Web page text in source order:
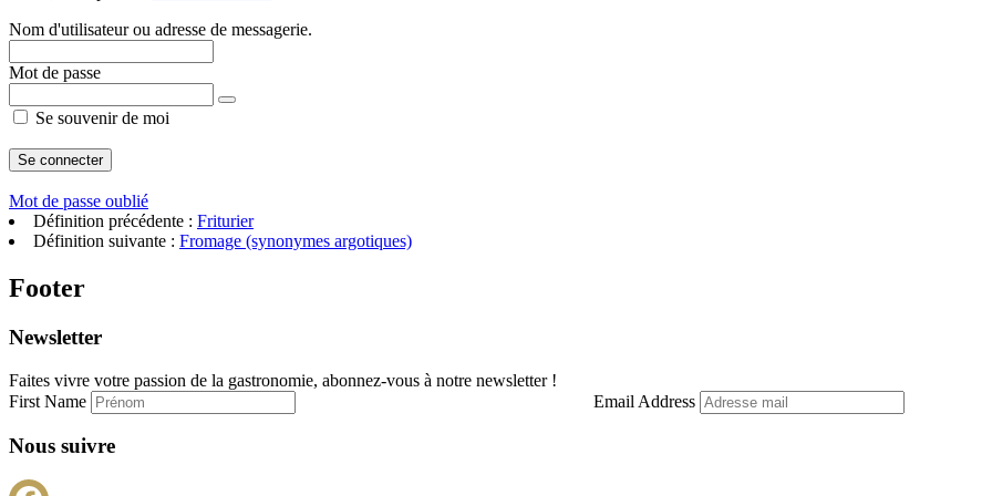
Nom d'utilisateur ou adresse de messagerie.
Mot de passe
Se souvenir de moi
Mot de passe oublié
Définition précédente : Friturier
Définition suivante : Fromage (synonymes argotiques)
Footer
Newsletter
Faites vivre votre passion de la gastronomie, abonnez-vous à notre newsletter !
First Name
Email Address
Nous suivre